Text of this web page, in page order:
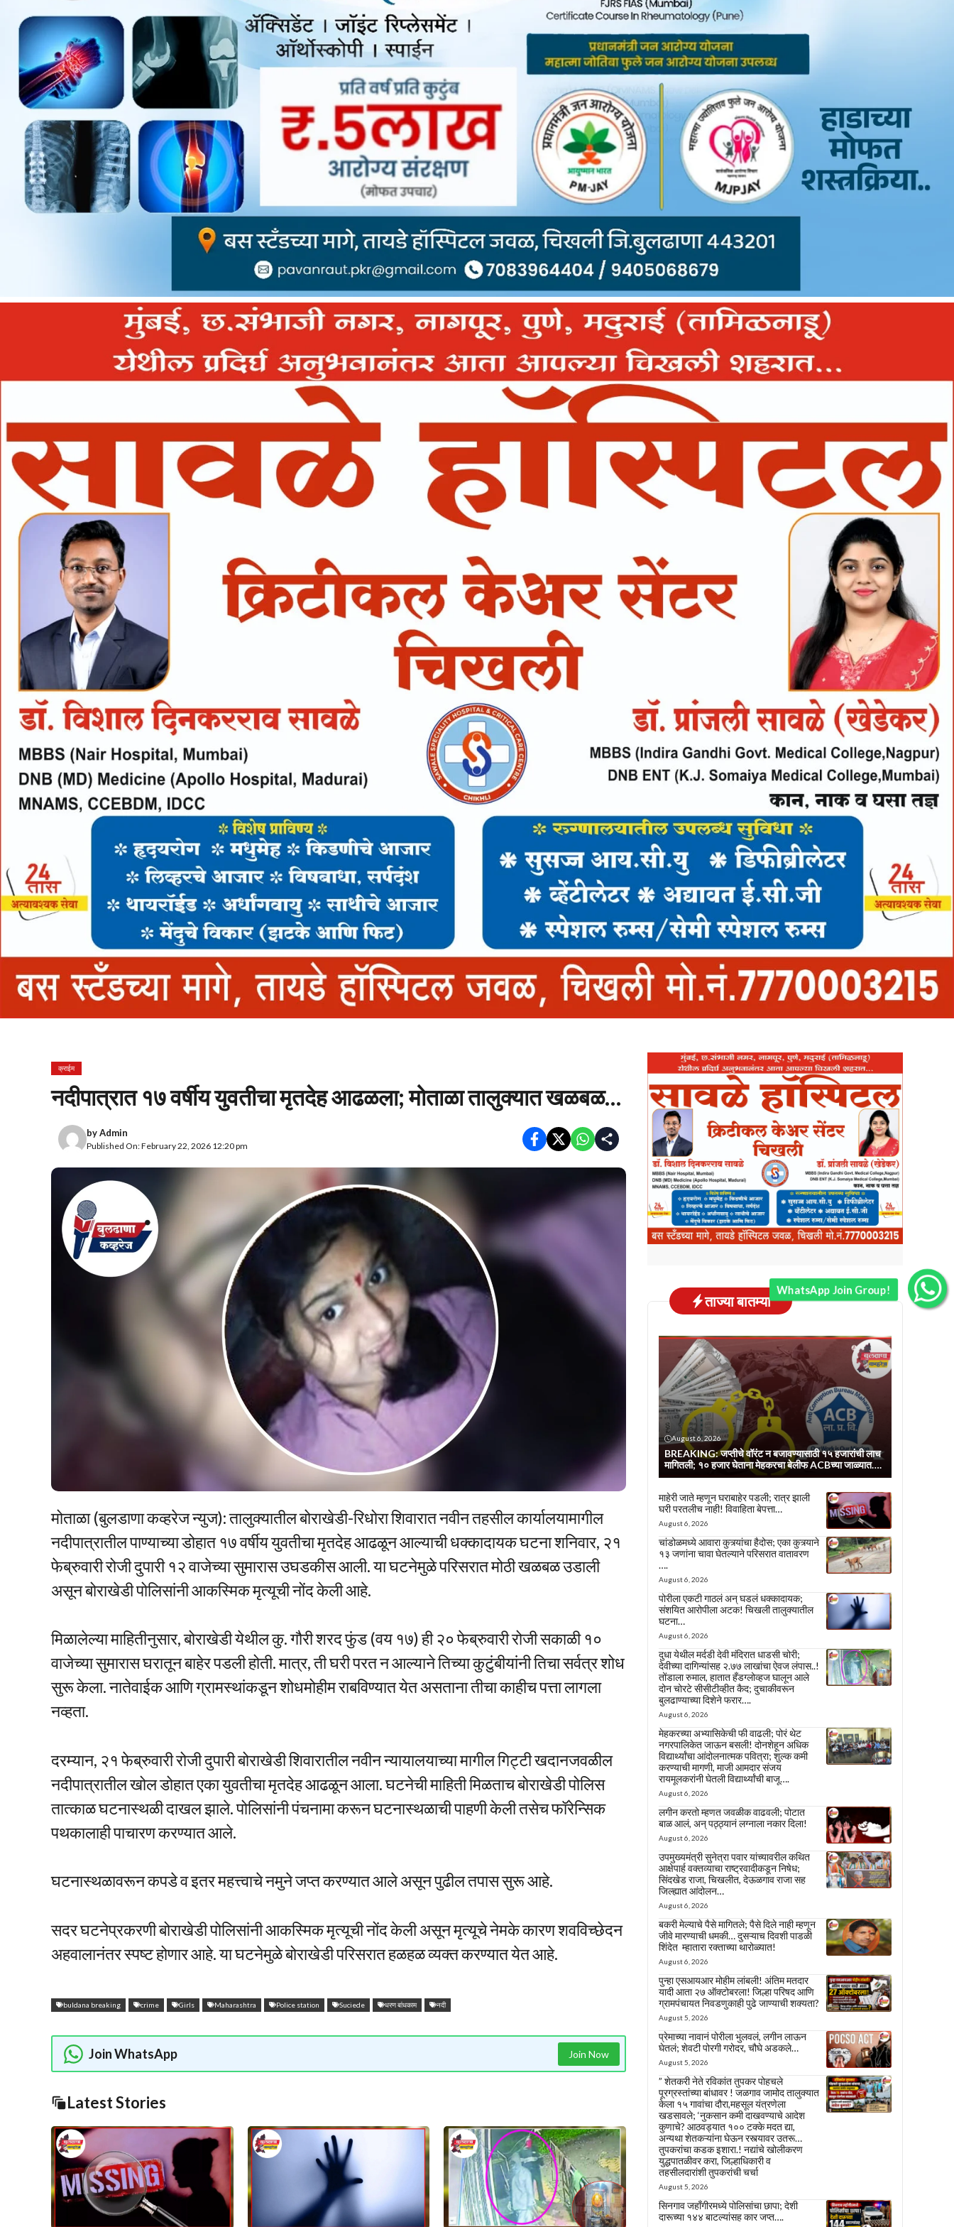
क्राईम
नदीपात्रात १७ वर्षीय युवतीचा मृतदेह आढळला; मोताळा तालुक्यात खळबळ…
byAdmin
Published On: February 22, 2026 12:20 pm
मोताळा (बुलडाणा कव्हरेज न्युज): तालुक्यातील बोराखेडी-रिधोरा शिवारात नवीन तहसील कार्यालयामागील
नदीपात्रातील पाण्याच्या डोहात १७ वर्षीय युवतीचा मृतदेह आढळून आल्याची धक्कादायक घटना शनिवार, २१
फेब्रुवारी रोजी दुपारी १२ वाजेच्या सुमारास उघडकीस आली. या घटनेमुळे परिसरात मोठी खळबळ उडाली
असून बोराखेडी पोलिसांनी आकस्मिक मृत्यूची नोंद केली आहे.
मिळालेल्या माहितीनुसार, बोराखेडी येथील कु. गौरी शरद फुंड (वय १७) ही २० फेब्रुवारी रोजी सकाळी १०
वाजेच्या सुमारास घरातून बाहेर पडली होती. मात्र, ती घरी परत न आल्याने तिच्या कुटुंबीयांनी तिचा सर्वत्र शोध
सुरू केला. नातेवाईक आणि ग्रामस्थांकडून शोधमोहीम राबविण्यात येत असताना तीचा काहीच पत्ता लागला
नव्हता.
दरम्यान, २१ फेब्रुवारी रोजी दुपारी बोराखेडी शिवारातील नवीन न्यायालयाच्या मागील गिट्टी खदानजवळील
नदीपात्रातील खोल डोहात एका युवतीचा मृतदेह आढळून आला. घटनेची माहिती मिळताच बोराखेडी पोलिस
तात्काळ घटनास्थळी दाखल झाले. पोलिसांनी पंचनामा करून घटनास्थळाची पाहणी केली तसेच फॉरेन्सिक
पथकालाही पाचारण करण्यात आले.
घटनास्थळावरून कपडे व इतर महत्त्वाचे नमुने जप्त करण्यात आले असून पुढील तपास सुरू आहे.
सदर घटनेप्रकरणी बोराखेडी पोलिसांनी आकस्मिक मृत्यूची नोंद केली असून मृत्यूचे नेमके कारण शवविच्छेदन
अहवालानंतर स्पष्ट होणार आहे. या घटनेमुळे बोराखेडी परिसरात हळहळ व्यक्त करण्यात येत आहे.
buldana breaking crime Girls Maharashtra Police station Suciede धरण बांधकाम नदी
Join WhatsApp Join Now
Latest Stories
ताज्या बातम्या
August 6, 2026
BREAKING: जप्तीचे वॉरंट न बजावण्यासाठी १५ हजारांची लाच
मागितली; १० हजार घेताना मेहकरचा बेलीफ ACBच्या जाळ्यात….
माहेरी जाते म्हणून घराबाहेर पडली; रात्र झाली
घरी परतलीच नाही! विवाहिता बेपत्ता…
August 6, 2026
चांडोळमध्ये आवारा कुत्र्यांचा हैदोस; एका कुत्र्याने
१३ जणांना चावा घेतल्याने परिसरात वातावरण
….
August 6, 2026
पोरीला एकटी गाठलं अन् घडलं धक्कादायक;
संशयित आरोपीला अटक! चिखली तालुक्यातील
घटना…
August 6, 2026
दुधा येथील मर्दडी देवी मंदिरात धाडसी चोरी;
देवीच्या दागिन्यांसह २.७७ लाखांचा ऐवज लंपास..!
तोंडाला रुमाल, हातात हँडग्लोव्हज घालून आले
दोन चोरटे सीसीटीव्हीत कैद; दुचाकीवरून
बुलढाण्याच्या दिशेने फरार….
August 6, 2026
मेहकरच्या अभ्यासिकेची फी वाढली; पोरं थेट
नगरपालिकेत जाऊन बसली! दोनशेहून अधिक
विद्यार्थ्यांचा आंदोलनात्मक पवित्रा; शुल्क कमी
करण्याची मागणी, माजी आमदार संजय
रायमूलकरांनी घेतली विद्यार्थ्यांची बाजू….
August 6, 2026
लगीन करतो म्हणत जवळीक वाढवली; पोटात
बाळ आलं, अन् पठ्ठ्यानं लग्नाला नकार दिला!
August 6, 2026
उपमुख्यमंत्री सुनेत्रा पवार यांच्यावरील कथित
आक्षेपार्ह वक्तव्याचा राष्ट्रवादीकडून निषेध;
सिंदखेड राजा, चिखलीत, देऊळगाव राजा सह
जिल्ह्यात आंदोलन…
August 6, 2026
बकरी मेल्याचे पैसे मागितले; पैसे दिले नाही म्हणून
जीवे मारण्याची धमकी… दुसऱ्याच दिवशी पाडळी
शिंदेत म्हातारा रक्ताच्या थारोळ्यात!
August 6, 2026
पुन्हा एसआयआर मोहीम लांबली! अंतिम मतदार
यादी आता २७ ऑक्टोबरला! जिल्हा परिषद आणि
ग्रामपंचायत निवडणुकाही पुढे जाण्याची शक्यता?
August 5, 2026
प्रेमाच्या नावानं पोरीला भुलवलं, लगीन लाऊन
घेतलं; शेवटी पोरगी गरोदर, चौघे अडकले…
August 5, 2026
” शेतकरी नेते रविकांत तुपकर पोहचले
पूरग्रस्तांच्या बांधावर ! जळगाव जामोद तालुक्यात
केला १५ गावांचा दौरा,महसूल यंत्रणेला
खडसावले; ‘नुकसान कमी दाखवण्याचे आदेश
कुणाचे? आठवड्यात १०० टक्के मदत द्या,
अन्यथा शेतकऱ्यांना घेऊन रस्त्यावर उतरू…
तुपकरांचा कडक इशारा.! नद्यांचे खोलीकरण
युद्धपातळीवर करा, जिल्हाधिकारी व
तहसीलदारांशी तुपकरांची चर्चा
August 5, 2026
सिनगाव जहाँगीरमध्ये पोलिसांचा छापा; देशी
दारूच्या १४४ बाटल्यांसह कार जप्त….
WhatsApp Join Group!